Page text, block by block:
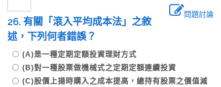
問題討論
26. 有關「滾入平均成本法」之敘
述，下列何者錯誤？
(A)是一種定期定額投資理財方式
(B)對一種股票做機械式之定期定額連續投資
(C)股價上揚時購入之成本提高，總持有股票之價值減